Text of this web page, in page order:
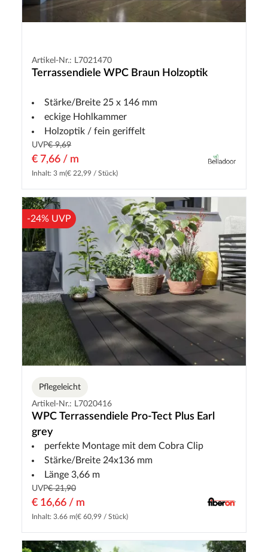
Artikel-Nr.: L7021470
Terrassendiele WPC Braun Holzoptik
Stärke/Breite 25 x 146 mm
eckige Hohlkammer
Holzoptik / fein geriffelt
UVP€ 9,69
€ 7,66 / m
Inhalt: 3 m(€ 22,99 / Stück)
-24% UVP
Pflegeleicht
Artikel-Nr.: L7020416
WPC Terrassendiele Pro-Tect Plus Earl
grey
perfekte Montage mit dem Cobra Clip
Stärke/Breite 24x136 mm
Länge 3,66 m
UVP€ 21,90
€ 16,66 / m
Inhalt: 3.66 m(€ 60,99 / Stück)